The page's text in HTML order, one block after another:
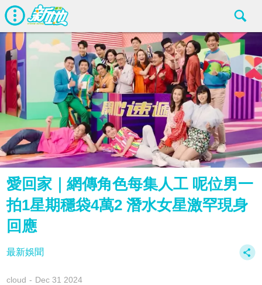
愛回家｜網傳角色每集人工 呢位男一
拍1星期穩袋4萬2 潛水女星激罕現身
回應
最新娛聞
cloud Dec 31 2024